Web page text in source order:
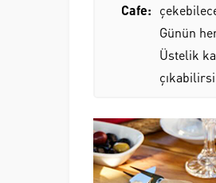
Cafe:
Günün
Üstelik